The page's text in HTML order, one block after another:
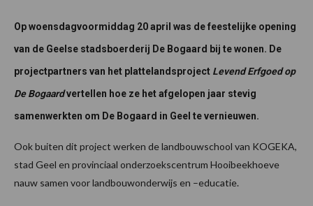
Op woensdagvoormiddag 20 april was de feestelijke opening
van de Geelse stadsboerderij De Bogaard bij te wonen. De
projectpartners van het plattelandsproject Levend Erfgoed op
De Bogaardvertellen hoe ze het afgelopen jaar stevig
samenwerkten om De Bogaard in Geel te vernieuwen.
Ook buiten dit project werken de landbouwschool van KOGEKA,
stad Geel en provinciaal onderzoekscentrum Hooibeekhoeve
nauw samen voor landbouwonderwijs en –educatie.